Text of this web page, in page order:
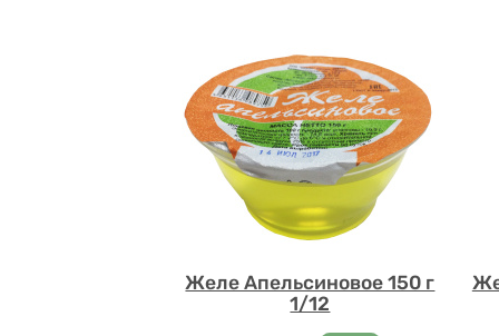
Желе Апельсиновое 150 г
1/12